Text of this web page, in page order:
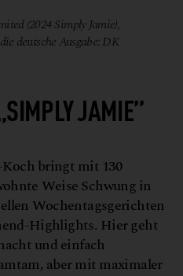
(2024 Simply Jamie),
deutsche Ausgabe: DK
JAMIE”
bringt mit 130
Weise Schwung in
Wochentagsgerichten
Highlights. Hier geht
und einfach
aber mit maximaler